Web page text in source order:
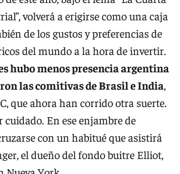
volverá a erigirse como una caja
de los gustos y preferencias de
del mundo a la hora de invertir.
hubo menos presencia argentina
las comitivas de Brasil e India
que ahora han corrido otra suerte.
cuidado. En ese enjambre de
con un habitué que asistirá
el dueño del fondo buitre Elliot,